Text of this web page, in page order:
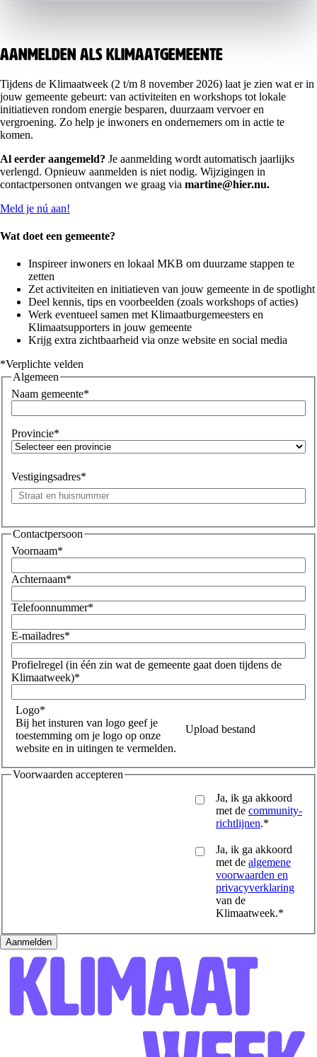
Aanmelden als Klimaatgemeente
Tijdens de Klimaatweek (2 t/m 8 november 2026) laat je zien wat er in
jouw gemeente gebeurt: van activiteiten en workshops tot lokale
initiatieven rondom energie besparen, duurzaam vervoer en
vergroening. Zo help je inwoners en ondernemers om in actie te
komen.
Al eerder aangemeld? Je aanmelding wordt automatisch jaarlijks
verlengd. Opnieuw aanmelden is niet nodig. Wijzigingen in
contactpersonen ontvangen we graag via martine@hier.nu.
Meld je nú aan!
Wat doet een gemeente?
Inspireer inwoners en lokaal MKB om duurzame stappen te
zetten
Zet activiteiten en initiatieven van jouw gemeente in de spotlight
Deel kennis, tips en voorbeelden (zoals workshops of acties)
Werk eventueel samen met Klimaatburgemeesters en
Klimaatsupporters in jouw gemeente
Krijg extra zichtbaarheid via onze website en social media
*Verplichte velden
Algemeen
Naam gemeente*
Provincie*
Vestigingsadres*
Contactpersoon
Voornaam*
Achternaam*
Telefoonnummer*
E-mailadres*
Profielregel (in één zin wat de gemeente gaat doen tijdens de
Klimaatweek)*
Logo*
Bij het insturen van logo geef je
toestemming om je logo op onze
website en in uitingen te vermelden.
Upload bestand
Voorwaarden accepteren
Ja, ik ga akkoord
met de community-
richtlijnen.*
Ja, ik ga akkoord
met de algemene
voorwaarden en
privacyverklaring
van de
Klimaatweek.*
Aanmelden